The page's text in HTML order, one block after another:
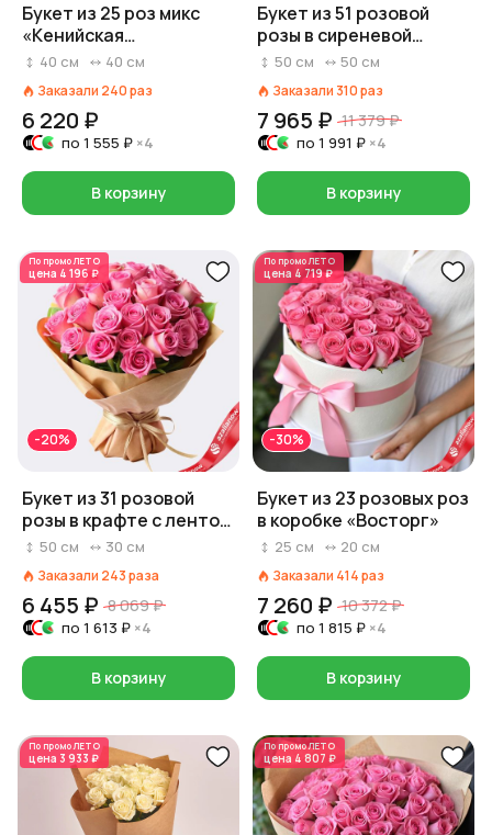
Букет из 25 роз микс
«Кенийская
красавица», 40 см
40 см 40 см
Заказали 240раз
6 220 ₽
по 1 555 ₽ ×4
В корзину
Букет из 51 розовой
розы в сиреневой
пленке, Эквадор, 50 см
50 см 50 см
Заказали 310раз
7 965 ₽ 11 379 ₽
по 1 991 ₽ ×4
В корзину
По промоЛЕТО
цена 4 196 ₽
-20%
Букет из 31 розовой
розы в крафте с лентой,
Россия, 50 см
50 см 30 см
Заказали 243раза
6 455 ₽ 8 069 ₽
по 1 613 ₽ ×4
В корзину
По промоЛЕТО
цена 4 719 ₽
-30%
Букет из 23 розовых роз
в коробке «Восторг»
25 см 20 см
Заказали 414раз
7 260 ₽ 10 372 ₽
по 1 815 ₽ ×4
В корзину
По промоЛЕТО
цена 3 933 ₽
По промоЛЕТО
цена 4 807 ₽